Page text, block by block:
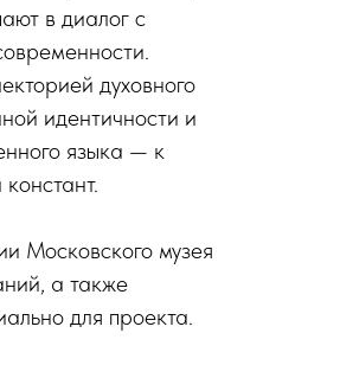
в диалог с
духовного
идентичности и
языка — к
Московского музея
а также
для проекта.